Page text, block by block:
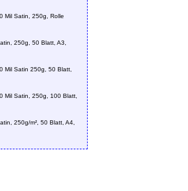
Mil Satin, 250g, Rolle
250g, 50 Blatt, A3,
Mil Satin 250g, 50 Blatt,
Mil Satin, 250g, 100 Blatt,
250g/m², 50 Blatt, A4,